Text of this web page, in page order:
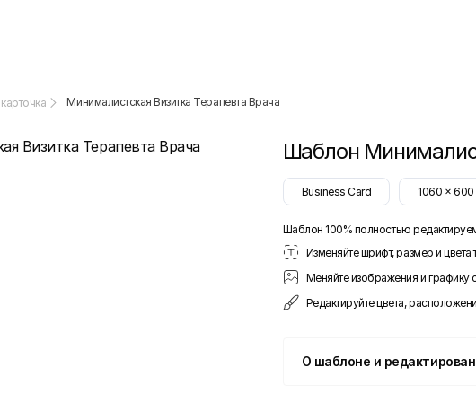
Минималистская Визитка Терапевта Врача
Шаблон
Business Card 1060 x600
Шаблон 100% полностью
Изменяйте шрифт, размер и цвета
Меняйте изображения и графику
Редактируйте цвета,
О шаблоне и